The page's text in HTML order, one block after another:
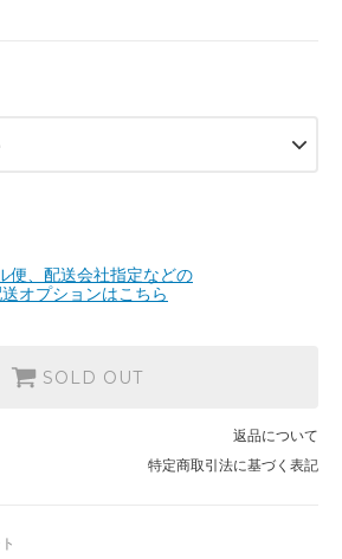
便、配送会社指定などの
オプションはこちら
SOLD OUT
返品について
特定商取引法に基づく表記